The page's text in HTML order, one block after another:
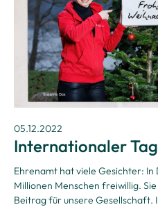
05.12.2022
Internationaler
Ehrenamt hat viele Gesichter: In
Millionen Menschen freiwillig.
Beitrag für unsere